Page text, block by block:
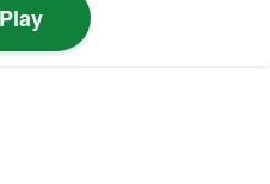
Play